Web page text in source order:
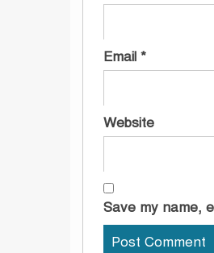
Email *
Website
Save my name,